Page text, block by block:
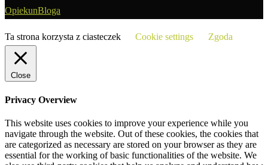
OpiekunBloga
Ta strona korzysta z ciasteczek Cookie settings Zgoda
Close
Privacy Overview
This website uses cookies to improve your experience while you
navigate through the website. Out of these cookies, the cookies that
are categorized as necessary are stored on your browser as they are
essential for the working of basic functionalities of the website. We